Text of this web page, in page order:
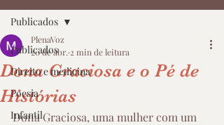
Publicados
Direito e medicina
Poesia
Infantil
Publicados
Dona Graciosa e o Pé de
Histórias
PlenaVoz
20 de abr. 2 min de leitura
Dona Graciosa, uma mulher com um